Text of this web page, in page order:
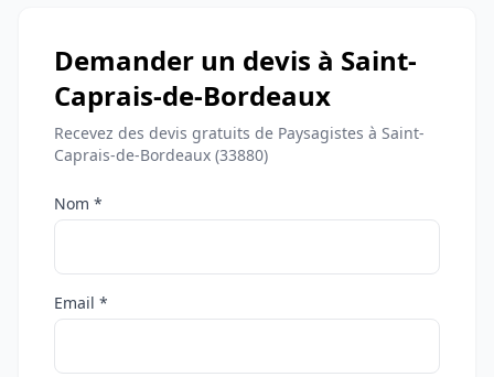
Demander un devis à Saint-
Caprais-de-Bordeaux
Recevez des devis gratuits de Paysagistes à Saint-
Caprais-de-Bordeaux (33880)
Nom *
Email *